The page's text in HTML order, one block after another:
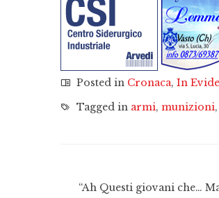
Posted in Cronaca, In
Tagged in armi, munizioni,
“Ah Questi giovani che…